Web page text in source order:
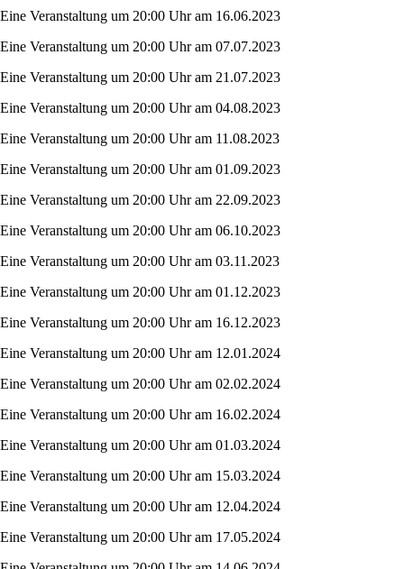
Eine Veranstaltung um 20:00 Uhr am 16.06.2023
Eine Veranstaltung um 20:00 Uhr am 07.07.2023
Eine Veranstaltung um 20:00 Uhr am 21.07.2023
Eine Veranstaltung um 20:00 Uhr am 04.08.2023
Eine Veranstaltung um 20:00 Uhr am 11.08.2023
Eine Veranstaltung um 20:00 Uhr am 01.09.2023
Eine Veranstaltung um 20:00 Uhr am 22.09.2023
Eine Veranstaltung um 20:00 Uhr am 06.10.2023
Eine Veranstaltung um 20:00 Uhr am 03.11.2023
Eine Veranstaltung um 20:00 Uhr am 01.12.2023
Eine Veranstaltung um 20:00 Uhr am 16.12.2023
Eine Veranstaltung um 20:00 Uhr am 12.01.2024
Eine Veranstaltung um 20:00 Uhr am 02.02.2024
Eine Veranstaltung um 20:00 Uhr am 16.02.2024
Eine Veranstaltung um 20:00 Uhr am 01.03.2024
Eine Veranstaltung um 20:00 Uhr am 15.03.2024
Eine Veranstaltung um 20:00 Uhr am 12.04.2024
Eine Veranstaltung um 20:00 Uhr am 17.05.2024